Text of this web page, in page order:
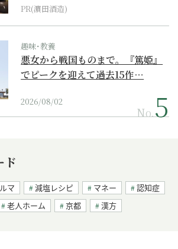
PR(濵田酒造)
趣味･教養
悪女から戦国ものまで。『篤姫』
でピークを迎えて過去15作…
2026/08/02
No.
ド
マ 減塩レシピ マネー
認知症
老人ホーム 京都 漢方